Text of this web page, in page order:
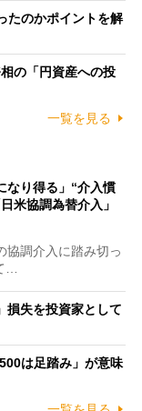
たのかポイントを解
の「円資産への投
一覧を見る
なり得る」“介入慣
米協調為替介入」
調介入に踏み切っ
…
損失を投資家として
は足踏み」が意味